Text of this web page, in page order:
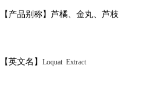
【产品别称】芦橘、金丸、芦枝
【英文名 】 Loquat Extract